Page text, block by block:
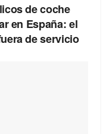
de coche
en España: el
de servicio